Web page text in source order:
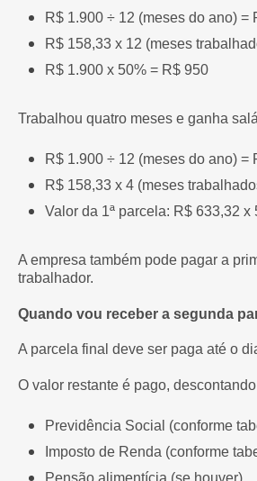
R$ 1.900 ÷ 12 (meses do ano) =
R$ 158,33 x 12 (meses
R$ 1.900 x 50% = R$ 950
Trabalhou quatro meses e ganha
R$ 1.900 ÷ 12 (meses do ano) =
R$ 158,33 x 4 (meses
Valor da 1ª parcela: R$ 633,32 x
A empresa também pode pagar a
trabalhador.
Quando vou receber a segunda
A parcela final deve ser paga até o
O valor restante é pago,
Previdência Social (conforme
Imposto de Renda (conforme
Pensão alimentícia (se houver)